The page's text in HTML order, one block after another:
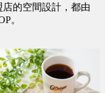
的空間設計，都由
。